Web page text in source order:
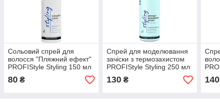
Сольовий спрей для
волосся "Пляжний ефект"
PROFIStyle Styling 150 мл
80 ₴
Спрей для моделювання
зачіски з термозахистом
PROFIStyle Styling 250 мл
130₴
мл
140